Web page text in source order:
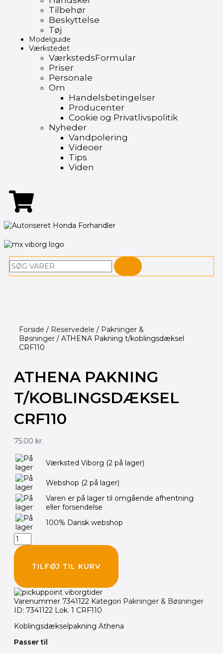
Tilbehør
Beskyttelse
Tøj
Modelguide
Værkstedet
VærkstedsFormular
Priser
Personale
Om
Handelsbetingelser
Producenter
Cookie og Privatlivspolitik
Nyheder
Vandpolering
Videoer
Tips
Viden
Søg
Forside / Reservedele / Pakninger &
Bøsninger / ATHENA Pakning t/koblingsdæksel
CRF110
ATHENA PAKNING
T/KOBLINGSDÆKSEL
CRF110
75.00 kr.
Værksted Viborg (2 på lager)
Webshop (2 på lager)
Varen er på lager til omgående afhentning
eller forsendelse
100% Dansk webshop
ATHENA
Pakning
t/koblingsdæksel
CRF110
antal
TILFØJ TIL KURV
Varenummer 7341122 Kategori Pakninger & Bøsninger
ID: 7341122 Lok. 1 CRF110
Koblingsdækselpakning Athena
Passer til